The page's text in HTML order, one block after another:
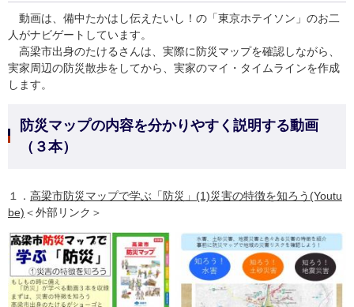
動画は、備中たかはし伝えたいし！の「東京ホテイソン」のお二
人がナビゲートしています。
高梁市出身のたけるさんは、実際に防災マップを確認しながら、
実家周辺の防災散歩をしてから、実家のマイ・タイムラインを作成
します。
防災マップの内容を分かりやすく説明する動画
（３本）
１． 高梁市防災マップで学ぶ「防災」(1)災害の特徴を知ろう(Youtu
be) ＜外部リンク＞